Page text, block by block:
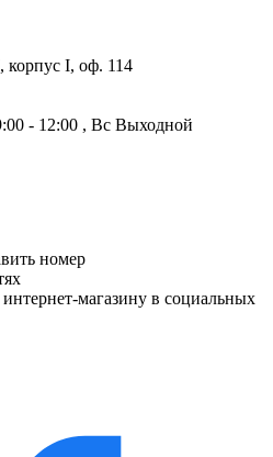
корпус I, оф. 114
- 12:00 , Вс Выходной
номер
магазину в социальных